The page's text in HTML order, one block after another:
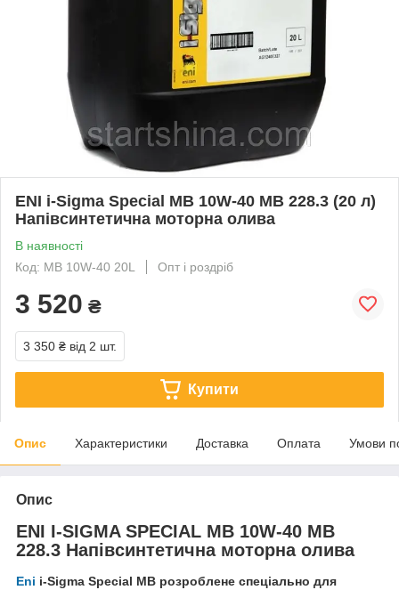
ENI i-Sigma Special MB 10W-40 MB 228.3 (20 л)
Напівсинтетична моторна олива
В наявності
Код: MB 10W-40 20L
Опт і роздріб
3 520 ₴
3 350 ₴ від 2 шт.
Купити
Опис Характеристики Доставка Оплата Умови
Опис
ENI I-SIGMA SPECIAL MB 10W-40 MB
228.3 Напівсинтетична моторна олива
Eni i-Sigma Special MB розроблене спеціально для